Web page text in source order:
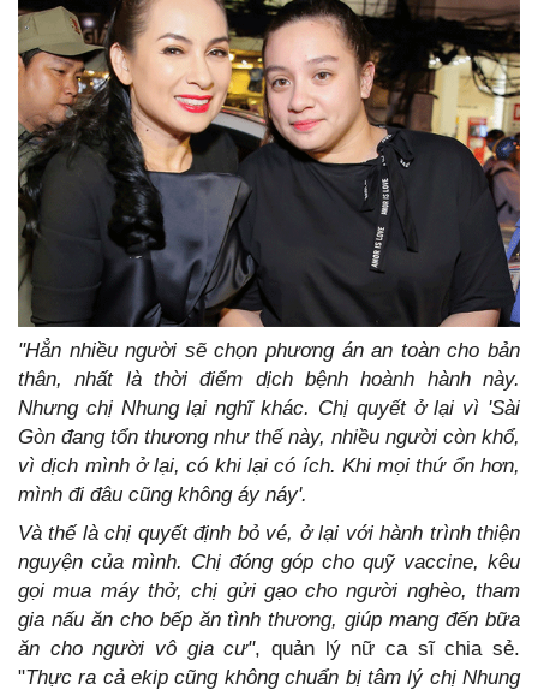
"Hẳn nhiều người sẽ chọn phương án an toàn cho bản
thân, nhất là thời điểm dịch bệnh hoành hành này.
Nhưng chị Nhung lại nghĩ khác. Chị quyết ở lại vì 'Sài
Gòn đang tổn thương như thế này, nhiều người còn khổ,
vì dịch mình ở lại, có khi lại có ích. Khi mọi thứ ổn hơn,
mình đi đâu cũng không áy náy'.
Và thế là chị quyết định bỏ vé, ở lại với hành trình thiện
nguyện của mình. Chị đóng góp cho quỹ vaccine, kêu
gọi mua máy thở, chị gửi gạo cho người nghèo, tham
gia nấu ăn cho bếp ăn tình thương, giúp mang đến bữa
ăn cho người vô gia cư", quản lý nữ ca sĩ chia sẻ.
"Thực ra cả ekip cũng không chuẩn bị tâm lý chị Nhung